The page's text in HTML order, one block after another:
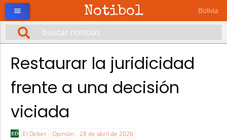
Notibol Bolivia
menu
Restaurar la juridicidad
frente a una decisión
viciada
El Deber Opinión 28 de abril de 2026